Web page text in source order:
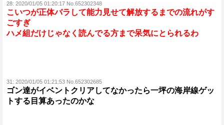
28: 2020/01/05 01:20:17 No.652302348
こいつが正体バラして能力見せて解放するまでの流れがす
ごすぎ
ハメ組だけじゃなく読んでる方まで呆気にとられるわ
31: 2020/01/05 01:21:53 No.652302685
ゴン達がイベントクリアしてなかったら一坪の海岸線ゲッ
トする目算あったのかな